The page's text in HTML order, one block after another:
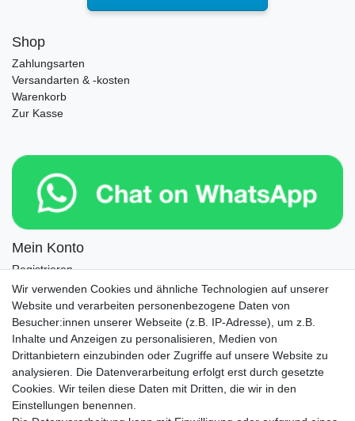
Shop
Zahlungsarten
Versandarten & -kosten
Warenkorb
Zur Kasse
Mein Konto
Registrieren
Login
Newsletter
E-MAIL **
Newsletter
Honig
Hiermit bestätige ich, dass ich die
Wir verwenden Cookies und ähnliche Technologien auf unserer
Website und verarbeiten personenbezogene Daten von
Besucher:innen unserer Webseite (z.B. IP-Adresse), um z.B.
Inhalte und Anzeigen zu personalisieren, Medien von
Drittanbietern einzubinden oder Zugriffe auf unsere Website zu
analysieren. Die Datenverarbeitung erfolgt erst durch gesetzte
Cookies. Wir teilen diese Daten mit Dritten, die wir in den
Einstellungen benennen.